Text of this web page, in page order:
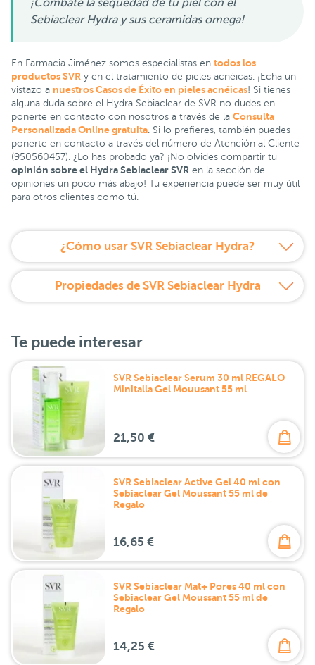
¡Combate la sequedad de tu piel con el
Sebiaclear Hydra y sus ceramidas omega!
En Farmacia Jiménez somos especialistas en todos los
productos SVR y en el tratamiento de pieles acnéicas. ¡Echa un
vistazo a nuestros Casos de Éxito en pieles acnéicas! Si tienes
alguna duda sobre el Hydra Sebiaclear de SVR no dudes en
ponerte en contacto con nosotros a través de la Consulta
Personalizada Online gratuita . Si lo prefieres, también puedes
ponerte en contacto a través del número de Atención al Cliente
(950560457). ¿Lo has probado ya? ¡No olvides compartir tu
opinión sobre el Hydra Sebiaclear SVR en la sección de
opiniones un poco más abajo! Tu experiencia puede ser muy útil
para otros clientes como tú.
¿Cómo usar SVR Sebiaclear Hydra?
Propiedades de SVR Sebiaclear Hydra
Te puede interesar
SVR Sebiaclear Serum 30 ml REGALO
Minitalla Gel Mouusant 55 ml
21,50 €
SVR Sebiaclear Active Gel 40 ml con
Sebiaclear Gel Moussant 55 ml de
Regalo
16,65 €
SVR Sebiaclear Mat+ Pores 40 ml con
Sebiaclear Gel Moussant 55 ml de
Regalo
14,25 €